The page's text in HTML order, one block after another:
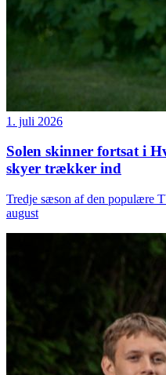
1. juli 2026
Solen skinner fortsat i
skyer trækker ind
Tredje sæson af den populære
august